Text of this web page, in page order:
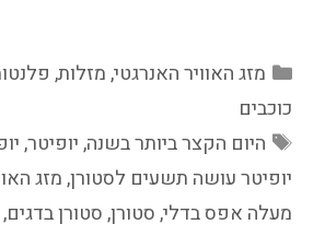
קטגוריות
מזג האוויר האנרגטי,מזלות,
כוכבים
תגיות
היום הקצר ביותר בשנה,יופיטר,
יופיטר עושה תשעים לסטורן,מזג
מעלה אפס בדלי,סטורן,סטורן בדגים,